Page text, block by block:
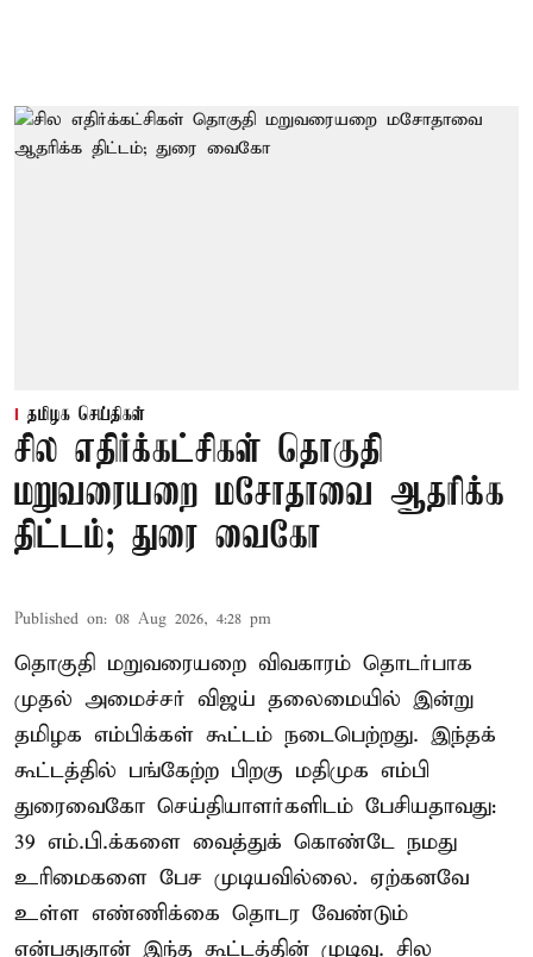
தமிழக செய்திகள்
சில எதிர்க்கட்சிகள் தொகுதி
மறுவரையறை மசோதாவை ஆதரிக்க
திட்டம்; துரை வைகோ
Published on: 08 Aug 2026, 4:28 pm
தொகுதி மறுவரையறை விவகாரம் தொடர்பாக
முதல் அமைச்சர் விஜய் தலைமையில் இன்று
தமிழக எம்பிக்கள் கூட்டம் நடைபெற்றது. இந்தக்
கூட்டத்தில் பங்கேற்ற பிறகு மதிமுக எம்பி
துரைவைகோ செய்தியாளர்களிடம் பேசியதாவது:
39 எம்.பி.க்களை வைத்துக் கொண்டே நமது
உரிமைகளை பேச முடியவில்லை. ஏற்கனவே
உள்ள எண்ணிக்கை தொடர வேண்டும்
என்பதுதான் இந்த கூட்டத்தின் முடிவு. சில